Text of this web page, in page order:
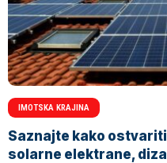
IMOTSKA KRAJINA
Saznajte kako
solarne elektrane,